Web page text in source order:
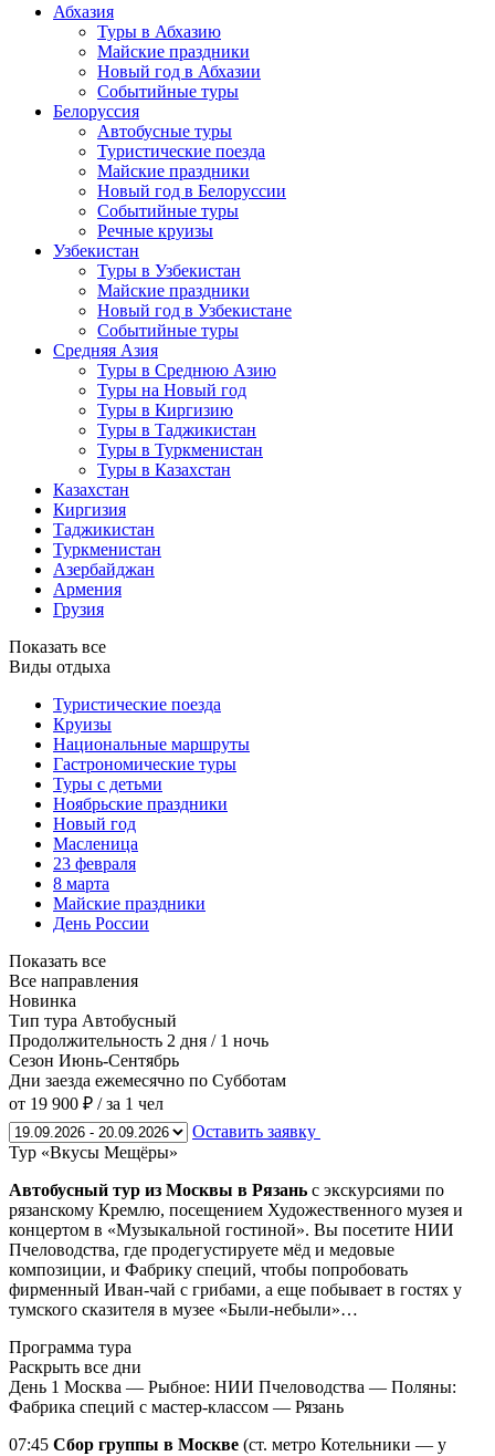
Абхазия
Туры в Абхазию
Майские праздники
Новый год в Абхазии
Событийные туры
Белоруссия
Автобусные туры
Туристические поезда
Майские праздники
Новый год в Белоруссии
Событийные туры
Речные круизы
Узбекистан
Туры в Узбекистан
Майские праздники
Новый год в Узбекистане
Событийные туры
Средняя Азия
Туры в Среднюю Азию
Туры на Новый год
Туры в Киргизию
Туры в Таджикистан
Туры в Туркменистан
Туры в Казахстан
Казахстан
Киргизия
Таджикистан
Туркменистан
Азербайджан
Армения
Грузия
Показать все
Виды отдыха
Туристические поезда
Круизы
Национальные маршруты
Гастрономические туры
Туры с детьми
Ноябрьские праздники
Новый год
Масленица
23 февраля
8 марта
Майские праздники
День России
Показать все
Все направления
Новинка
Тип тура Автобусный
Продолжительность 2 дня / 1 ночь
Сезон Июнь-Сентябрь
Дни заезда ежемесячно по Субботам
от 19 900 ₽ / за 1 чел
Оставить заявку
Тур «Вкусы Мещёры»
Автобусный тур из Москвы в Рязань с экскурсиями по
рязанскому Кремлю, посещением Художественного музея и
концертом в «Музыкальной гостиной». Вы посетите НИИ
Пчеловодства, где продегустируете мёд и медовые
композиции, и Фабрику специй, чтобы попробовать
фирменный Иван-чай с грибами, а еще побывает в гостях у
тумского сказителя в музее «Были-небыли»…
Программа тура
Раскрыть все дни
День 1 Москва — Рыбное: НИИ Пчеловодства — Поляны:
Фабрика специй с мастер-классом — Рязань
07:45 Сбор группы в Москве (ст. метро Котельники — у